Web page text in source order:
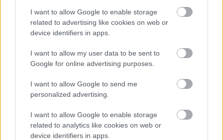
I want to allow Google to enable storage
related to advertising like cookies on web or
device identifiers in apps.
I want to allow my user data to be sent to
Google for online advertising purposes.
I want to allow Google to send me
personalized advertising.
I want to allow Google to enable storage
related to analytics like cookies on web or
device identifiers in apps.
Itt állíthatod be, hogy a Csakfoci az elsők
Link másolása
CÍMKÉK: #MAGYAR FOCI #NB II #VASAS
#DOMONYAI
LÁSZLÓ
#PÁL ZOLTÁN